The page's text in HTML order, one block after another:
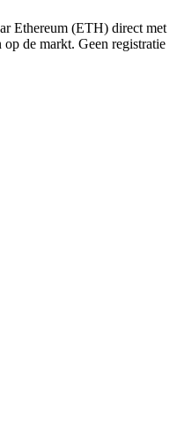
Ethereum (ETH) direct met
op de markt. Geen registratie